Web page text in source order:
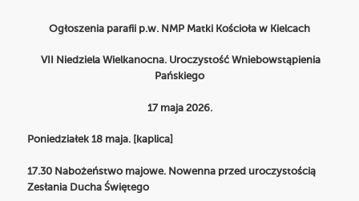
Ogłoszenia parafii p.w. NMP Matki Kościoła w Kielcach
VII Niedziela Wielkanocna. Uroczystość Wniebowstąpienia
Pańskiego
17 maja 2026.
Poniedziałek 18 maja. [kaplica]
17.30 Nabożeństwo majowe. Nowenna przed uroczystością
Zesłania Ducha Świętego